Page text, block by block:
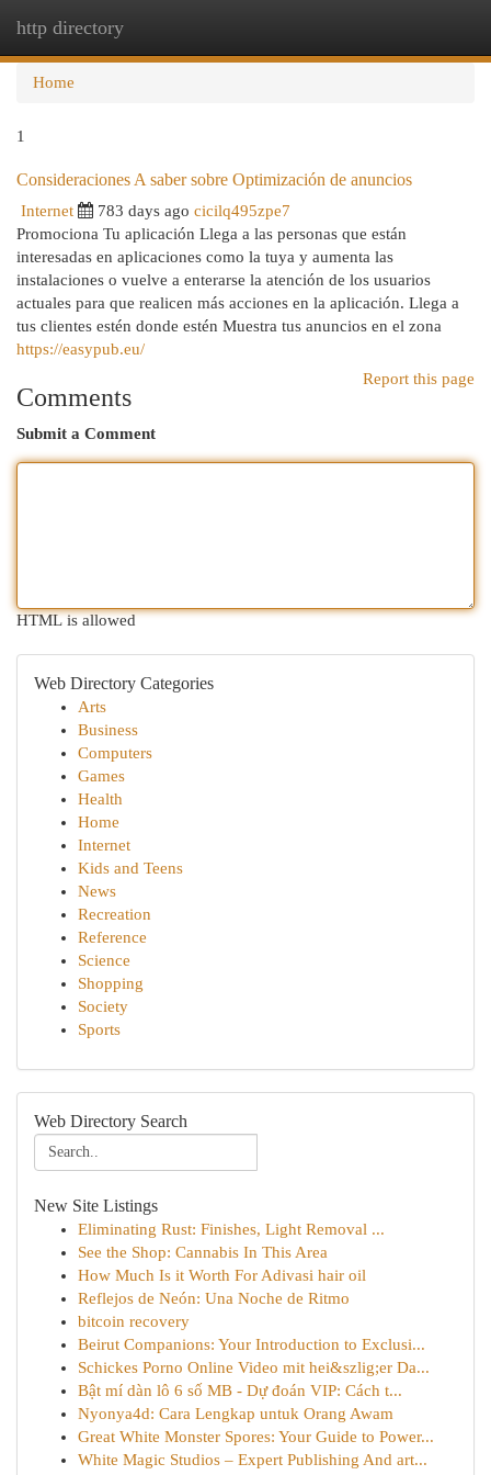
http directory
Home
1
Consideraciones A saber sobre Optimización de anuncios
Internet 783 days ago cicilq495zpe7
Promociona Tu aplicación Llega a las personas que están
interesadas en aplicaciones como la tuya y aumenta las
instalaciones o vuelve a enterarse la atención de los usuarios
actuales para que realicen más acciones en la aplicación. Llega a
tus clientes estén donde estén Muestra tus anuncios en el zona
https://easypub.eu/
Report this page
Comments
Submit a Comment
HTML is allowed
Web Directory Categories
Arts
Business
Computers
Games
Health
Home
Internet
Kids and Teens
News
Recreation
Reference
Science
Shopping
Society
Sports
Web Directory Search
New Site Listings
Eliminating Rust: Finishes, Light Removal ...
See the Shop: Cannabis In This Area
How Much Is it Worth For Adivasi hair oil
Reflejos de Neón: Una Noche de Ritmo
bitcoin recovery
Beirut Companions: Your Introduction to Exclusi...
Schickes Porno Online Video mit hei&szlig;er Da...
Bật mí dàn lô 6 số MB - Dự đoán VIP: Cách t...
Nyonya4d: Cara Lengkap untuk Orang Awam
Great White Monster Spores: Your Guide to Power...
White Magic Studios – Expert Publishing And art...